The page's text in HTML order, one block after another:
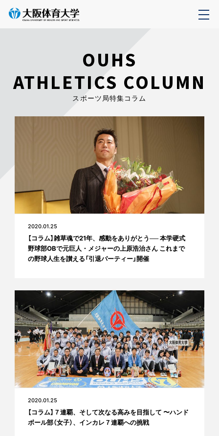
OUHS
ATHLETICS COLUMN
スポーツ局特集コラム
2020.01.25
【コラム】雑草魂で21年、感動をありがとう── 本学硬式
野球部OBで元巨人・メジャーの上原浩治さん これまで
の野球人生を讃える「引退パーティー」開催
2020.01.25
【コラム】７連覇、そして次なる高みを目指して 〜ハンド
ボール部（女子）、インカレ７連覇への挑戦